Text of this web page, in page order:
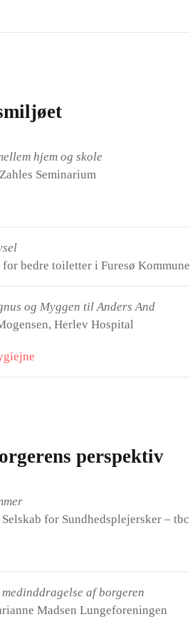
hjem og skole
Seminarium
bedre toiletter i Furesø Kommune
og Myggen til Anders And
Herlev Hospital
perspektiv
for Sundhedsplejersker – tbc
af borgeren
Madsen Lungeforeningen